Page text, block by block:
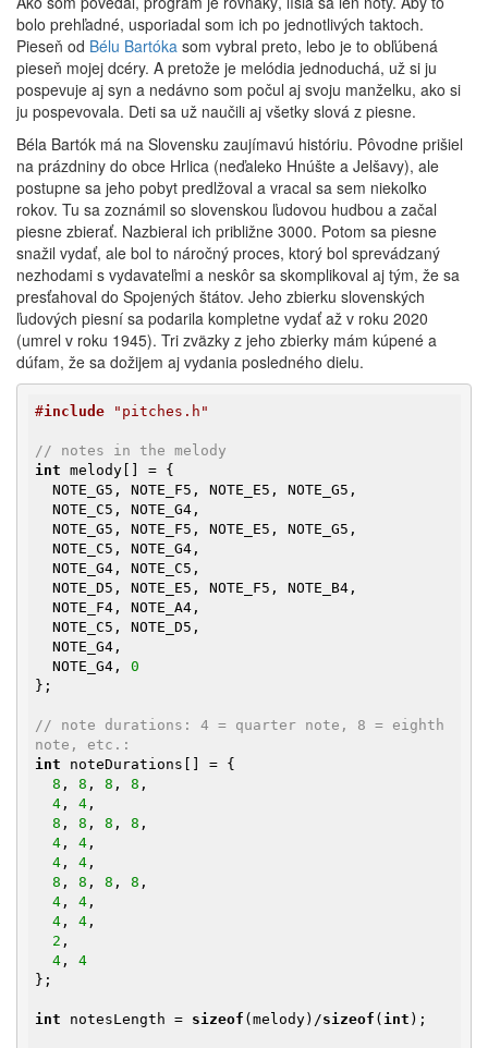
bolo prehľadné, usporiadal som ich po jednotlivých taktoch.
Pieseň od Bélu Bartóka som vybral preto, lebo je to obľúbená
pieseň mojej dcéry. A pretože je melódia jednoduchá, už si ju
pospevuje aj syn a nedávno som počul aj svoju manželku, ako si
ju pospevovala. Deti sa už naučili aj všetky slová z piesne.
Béla Bartók má na Slovensku zaujímavú históriu. Pôvodne prišiel
na prázdniny do obce Hrlica (neďaleko Hnúšte a Jelšavy), ale
postupne sa jeho pobyt predlžoval a vracal sa sem niekoľko
rokov. Tu sa zoznámil so slovenskou ľudovou hudbou a začal
piesne zbierať. Nazbieral ich približne 3000. Potom sa piesne
snažil vydať, ale bol to náročný proces, ktorý bol sprevádzaný
nezhodami s vydavateľmi a neskôr sa skomplikoval aj tým, že sa
presťahoval do Spojených štátov. Jeho zbierku slovenských
ľudových piesní sa podarila kompletne vydať až v roku 2020
(umrel v roku 1945). Tri zväzky z jeho zbierky mám kúpené a
dúfam, že sa dožijem aj vydania posledného dielu.
#include "pitches.h"
// notes in the melody
int melody[] = {
  NOTE_G4,
0
};
// note durations: 4 = quarter note, 8 = eighth
note, etc.:
int noteDurations[] = {
8 , 8 , 8 , 8 ,
4 , 4 ,
8 , 8 , 8 , 8 ,
4 , 4 ,
4 , 4 ,
8 , 8 , 8 , 8 ,
4 , 4 ,
4 , 4 ,
2 ,
4 , 4
};
int notesLength = sizeof (melody)/sizeof ( int );